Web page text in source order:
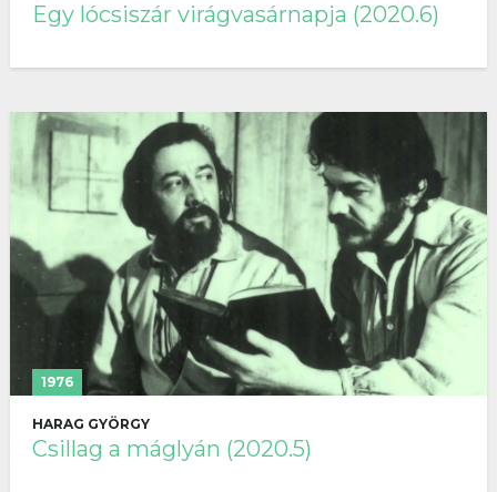
Egy lócsiszár virágvasárnapja (2020.6)
1976
HARAG GYÖRGY
Csillag a máglyán (2020.5)